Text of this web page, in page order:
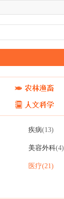
疾病(13)
美容外科(4)
医疗(21)